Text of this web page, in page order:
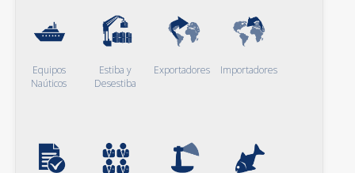
Equipos
Naúticos
Estiba y
Desestiba
Exportadores Importadores